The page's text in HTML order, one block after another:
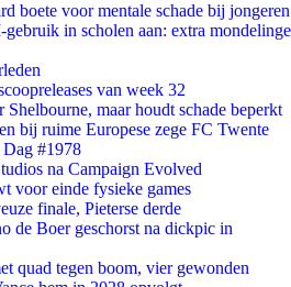
boete voor mentale schade bij jongeren
in scholen aan: extra mondelinge
van week 32
maar houdt schade beperkt
bij ruime Europese zege FC Twente
Dag #1978
na Campaign Evolved
voor einde fysieke games
finale, Pieterse derde
de Boer geschorst na dickpic in
quad tegen boom, vier gewonden